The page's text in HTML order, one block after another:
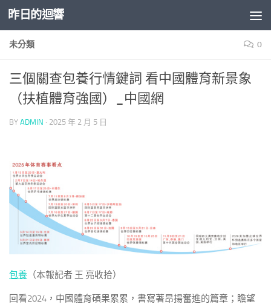
Skip to content
昨日的迴響
未分類 0
三個關查包養行情鍵詞 看中國體育新景象
（扶植體育強國）_中國網
BY ADMIN · 2025 年 2 月 5 日
包養 （本報記者 王 亮收拾）
回看2024，中國體育碩果累累，書寫著昂揚奮進的篇章；瞻望